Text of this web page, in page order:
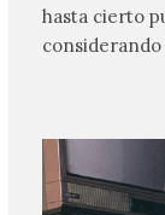
hasta cierto